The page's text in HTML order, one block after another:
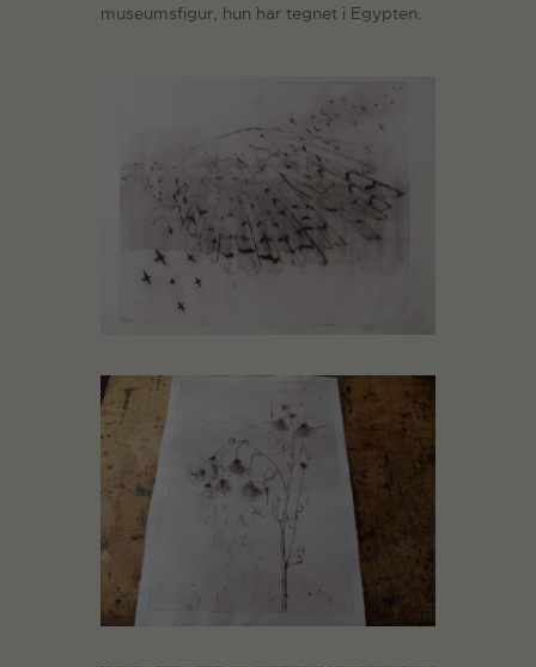
museumsfigur, hun har tegnet i Egypten.